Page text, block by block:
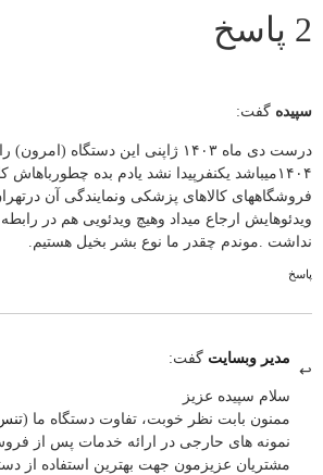
2 پاسخ
سپیده گفت:
درست دی ماه ۱۴۰۳ ژاپنی این دستگاه
۱۴۰۴میباشد یکنفرپیدا نشد یادم بده چطورباهاش
فروشگاههای کالاهای پزشکی ونمایندگی آن درتهران
ویدئوهایش ارجاع میداد وهیچ ویدئویی هم در رابطه
نداشت .موندم چقدر ما نوع بشر بخیل هستیم.
پاسخ
مدیر وبسایت گفت:
سلام سپیده عزیز
ممنون بابت نظر خوبت، تفاوت دستگاه ما ( تنس BD-100 مانا مد
نمونه های حارجی در ارائه خدمات پس از
مشتریان عزیزمون جهت بهترین استفاده از